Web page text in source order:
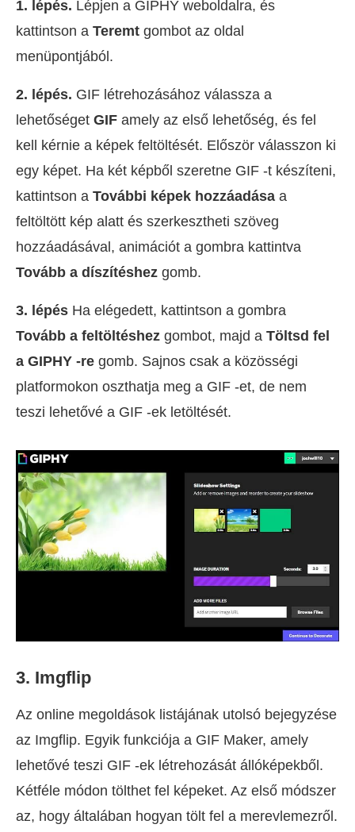
1. lépés. Lépjen a GIPHY weboldalra, és
kattintson a Teremt gombot az oldal
menüpontjából.
2. lépés. GIF létrehozásához válassza a
lehetőséget GIF amely az első lehetőség, és fel
kell kérnie a képek feltöltését. Először válasszon ki
egy képet. Ha két képből szeretne GIF -t készíteni,
kattintson a További képek hozzáadása a
feltöltött kép alatt és szerkesztheti szöveg
hozzáadásával, animációt a gombra kattintva
Tovább a díszítéshez gomb.
3. lépés Ha elégedett, kattintson a gombra
Tovább a feltöltéshez gombot, majd a Töltsd fel
a GIPHY -re gomb. Sajnos csak a közösségi
platformokon oszthatja meg a GIF -et, de nem
teszi lehetővé a GIF -ek letöltését.
3. Imgflip
Az online megoldások listájának utolsó bejegyzése
az Imgflip. Egyik funkciója a GIF Maker, amely
lehetővé teszi GIF -ek létrehozását állóképekből.
Kétféle módon tölthet fel képeket. Az első módszer
az, hogy általában hogyan tölt fel a merevlemezről.